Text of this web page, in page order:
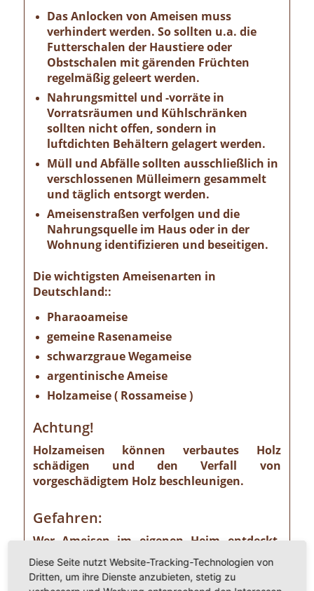
Das Anlocken von Ameisen muss
verhindert werden. So sollten u.a. die
Futterschalen der Haustiere oder
Obstschalen mit gärenden Früchten
regelmäßig geleert werden.
Nahrungsmittel und -vorräte in
Vorratsräumen und Kühlschränken
sollten nicht offen, sondern in
luftdichten Behältern gelagert werden.
Müll und Abfälle sollten ausschließlich in
verschlossenen Mülleimern gesammelt
und täglich entsorgt werden.
Ameisenstraßen verfolgen und die
Nahrungsquelle im Haus oder in der
Wohnung identifizieren und beseitigen.
Die wichtigsten Ameisenarten in
Deutschland::
Pharaoameise
gemeine Rasenameise
schwarzgraue Wegameise
argentinische Ameise
Holzameise ( Rossameise )
Achtung!
Holzameisen können verbautes Holz
schädigen und den Verfall von
vorgeschädigtem Holz beschleunigen.
Gefahren:
Wer Ameisen im eigenen Heim entdeckt,
sollte die Gefahr ernst nehmen. Einige
Ameisenarten sind nämlich Vorrats- und
Materialschädlinge, von denen ein nicht zu
Diese Seite nutzt Website-Tracking-Technologien von
Dritten, um ihre Dienste anzubieten, stetig zu